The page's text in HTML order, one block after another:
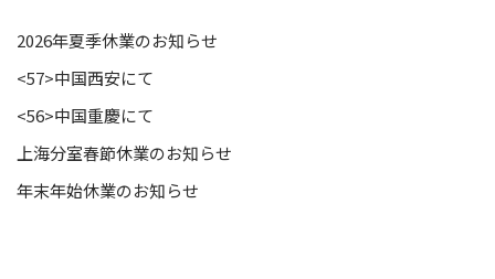
2026年夏季休業のお知らせ
<57>中国西安にて
<56>中国重慶にて
上海分室春節休業のお知らせ
年末年始休業のお知らせ